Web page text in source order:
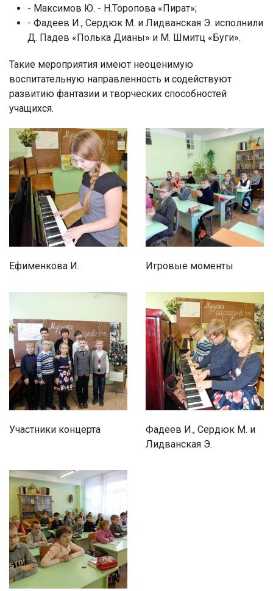
- Максимов Ю. - Н.Торопова «Пират»;
- Фадеев И., Сердюк М. и Лидванская Э. исполнили
Д. Падев «Полька Дианы» и М. Шмитц «Буги».
Такие мероприятия имеют неоценимую
воспитательную направленность и содействуют
развитию фантазии и творческих способностей
учащихся.
Ефименкова И. Игровые моменты
Участники концерта
Фадеев И., Сердюк М. и
Лидванская Э.